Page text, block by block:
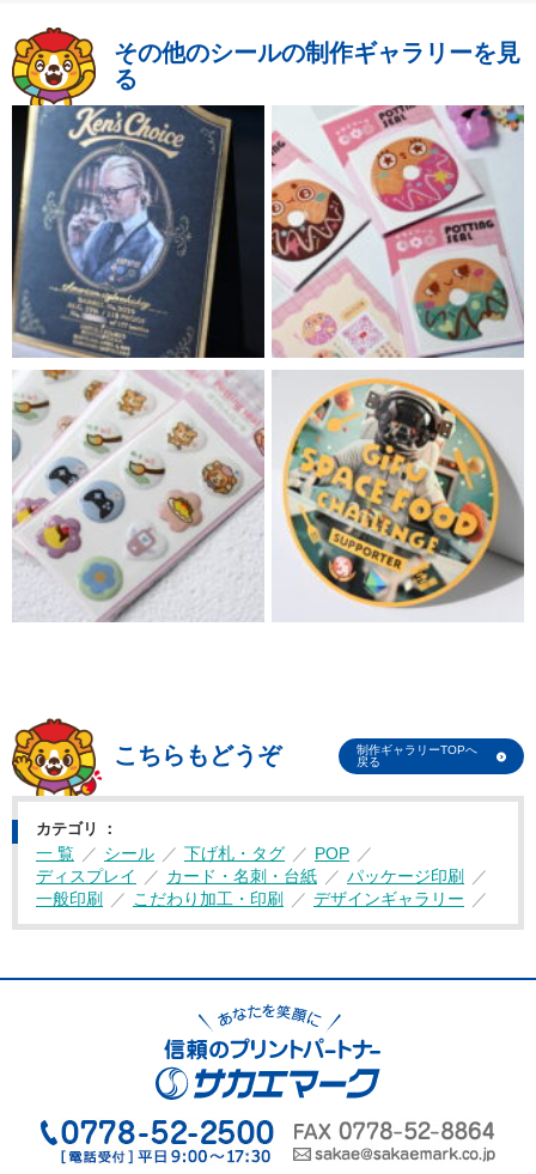
その他のシールの制作ギャラリーを見
る
こちらもどうぞ
制作ギャラリーTOPへ
戻る
カテゴリ
一 覧 シール 下げ札・タグ
POP
ディスプレイ
カード・名刺・台紙
パッケージ印刷
一般印刷
こだわり加工・印刷 デザインギャラリー